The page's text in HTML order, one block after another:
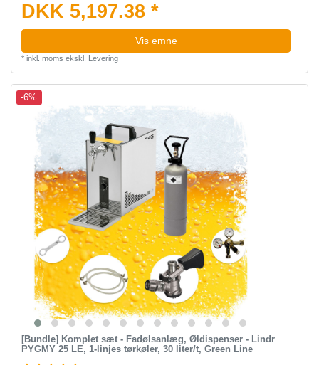
DKK 5,197.38 *
Vis emne
* inkl. moms ekskl. Levering
-6%
[Bundle] Komplet sæt - Fadølsanlæg, Øldispenser - Lindr
PYGMY 25 LE, 1-linjes tørkøler, 30 liter/t, Green Line